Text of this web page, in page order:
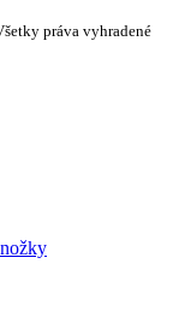
práva vyhradené